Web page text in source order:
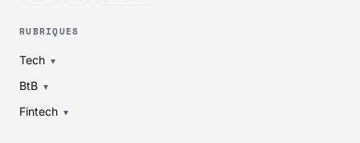
RUBRIQUES
Tech
BtB
Fintech